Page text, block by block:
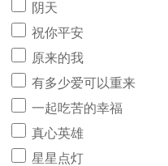
阴天
祝你平安
原来的我
有多少爱可以重来
一起吃苦的幸福
真心英雄
星星点灯